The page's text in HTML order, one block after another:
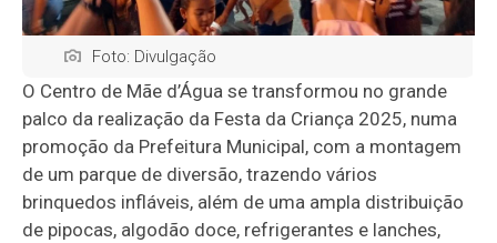
Foto: Divulgação
O Centro de Mãe d’Água se transformou no grande
palco da realização da Festa da Criança 2025, numa
promoção da Prefeitura Municipal, com a montagem
de um parque de diversão, trazendo vários
brinquedos infláveis, além de uma ampla distribuição
de pipocas, algodão doce, refrigerantes e lanches,